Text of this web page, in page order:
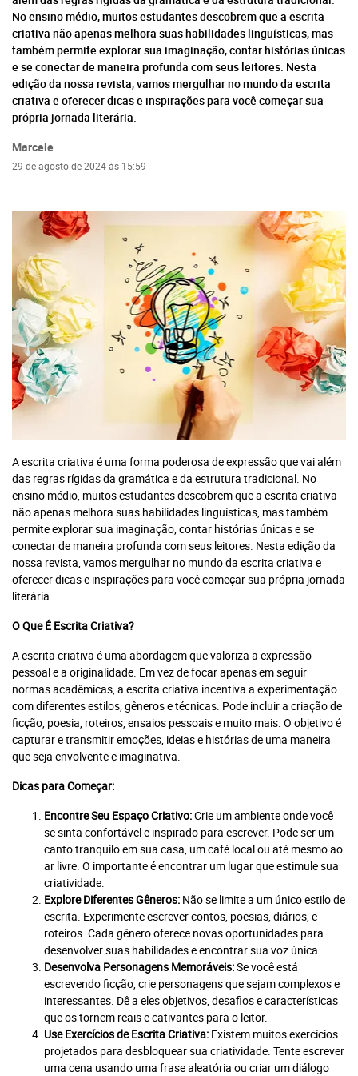
No ensino médio, muitos estudantes descobrem que a escrita
criativa não apenas melhora suas habilidades linguísticas, mas
também permite explorar sua imaginação, contar histórias únicas
e se conectar de maneira profunda com seus leitores. Nesta
edição da nossa revista, vamos mergulhar no mundo da escrita
criativa e oferecer dicas e inspirações para você começar sua
própria jornada literária.
Marcele
29 de agosto de 2024 às 15:59
A escrita criativa é uma forma poderosa de expressão que vai além
das regras rígidas da gramática e da estrutura tradicional. No
ensino médio, muitos estudantes descobrem que a escrita criativa
não apenas melhora suas habilidades linguísticas, mas também
permite explorar sua imaginação, contar histórias únicas e se
conectar de maneira profunda com seus leitores. Nesta edição da
nossa revista, vamos mergulhar no mundo da escrita criativa e
oferecer dicas e inspirações para você começar sua própria jornada
literária.
O Que É Escrita Criativa?
A escrita criativa é uma abordagem que valoriza a expressão
pessoal e a originalidade. Em vez de focar apenas em seguir
normas acadêmicas, a escrita criativa incentiva a experimentação
com diferentes estilos, gêneros e técnicas. Pode incluir a criação de
ficção, poesia, roteiros, ensaios pessoais e muito mais. O objetivo é
capturar e transmitir emoções, ideias e histórias de uma maneira
que seja envolvente e imaginativa.
Dicas para Começar:
Encontre Seu Espaço Criativo:Crie um ambiente onde você
se sinta confortável e inspirado para escrever. Pode ser um
canto tranquilo em sua casa, um café local ou até mesmo ao
ar livre. O importante é encontrar um lugar que estimule sua
criatividade.
Explore Diferentes Gêneros: Não se limite a um único estilo de
escrita. Experimente escrever contos, poesias, diários, e
roteiros. Cada gênero oferece novas oportunidades para
desenvolver suas habilidades e encontrar sua voz única.
Desenvolva Personagens Memoráveis:Se você está
escrevendo ficção, crie personagens que sejam complexos e
interessantes. Dê a eles objetivos, desafios e características
que os tornem reais e cativantes para o leitor.
Use Exercícios de Escrita Criativa: Existem muitos exercícios
projetados para desbloquear sua criatividade. Tente escrever
uma cena usando uma frase aleatória ou criar um diálogo